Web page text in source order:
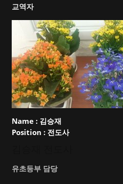
교역자
Name : 김승재
Position : 전도사
유초등부 담당